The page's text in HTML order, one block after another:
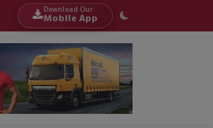
Download Our
Mobile App